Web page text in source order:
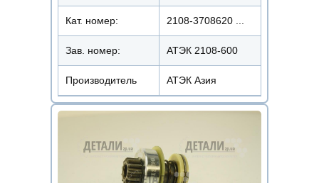
Кат. номер: 2108-3708620 ...
Зав. номер: АТЭК 2108-600
Производитель АТЭК Азия